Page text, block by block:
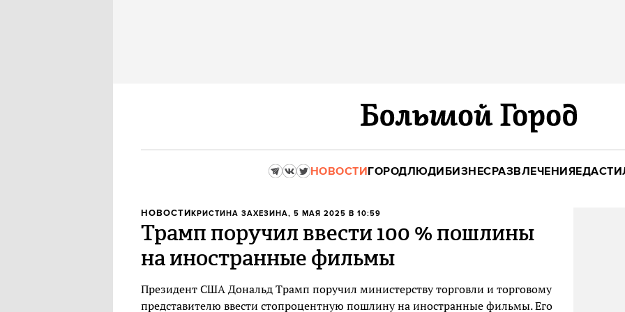
НОВОСТИГОРОДЛЮДИБИЗНЕСРАЗВЛЕЧЕНИЯЕДА
НОВОСТИКРИСТИНА ЗАХЕЗИНА, 5 МАЯ 2025 В 10:59
Трамп поручил ввести 100 % пошлины
на иностранные фильмы
Президент США Дональд Трамп поручил министерству торговли и торговому
представителю ввести стопроцентную пошлину на иностранные фильмы. Его